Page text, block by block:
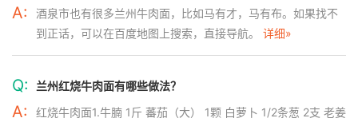
A:
酒泉市也有很多兰州牛肉面，比如马有才，马有布。如果找不
到正话，可以在百度地图上搜索，直接导航。 详细»
Q: 兰州红烧牛肉面有哪些做法？
A:
红烧牛肉面1.牛腩 1斤 蕃茄（大） 1颗 白萝卜 1/2条葱 2支 老姜